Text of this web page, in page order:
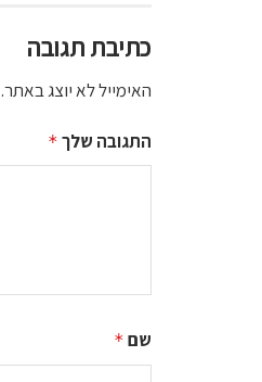
כתיבת תגובה
האימייל לא יוצג באתר.
התגובה שלך *
שם *